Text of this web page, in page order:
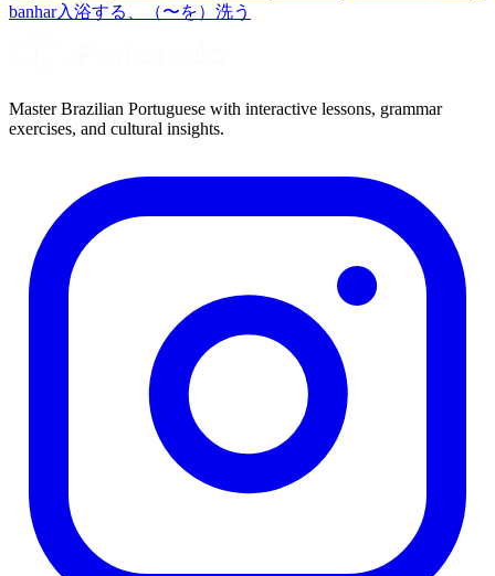
banhar入浴する、（〜を）洗う
Master Brazilian Portuguese with interactive lessons, grammar
exercises, and cultural insights.